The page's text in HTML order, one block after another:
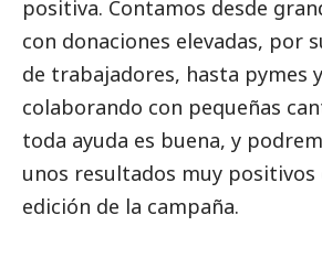
positiva. Contamos desde
con donaciones elevadas, por
de trabajadores, hasta pymes
colaborando con pequeñas
toda ayuda es buena, y
unos resultados muy
edición de la campaña.